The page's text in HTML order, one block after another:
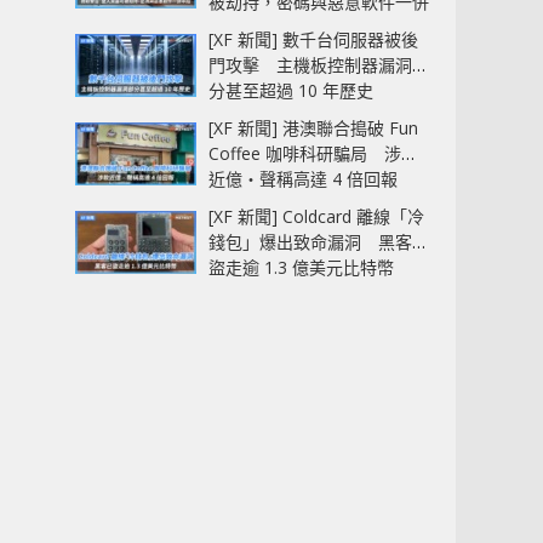
中招
[XF 新聞] 數千台伺服器被後
門攻擊 主機板控制器漏洞部
分甚至超過 10 年歷史
[XF 新聞] 港澳聯合搗破 Fun
Coffee 咖啡科研騙局 涉款
近億‧聲稱高達 4 倍回報
[XF 新聞] Coldcard 離線「冷
錢包」爆出致命漏洞 黑客已
盜走逾 1.3 億美元比特幣